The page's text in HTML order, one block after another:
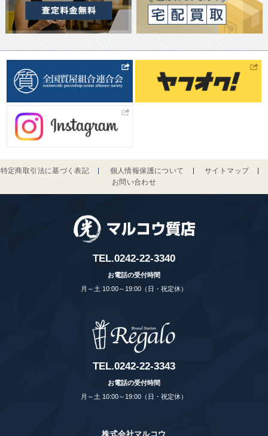
特定商取引法に基づく表記 個人情報保護について
サイトマップ
お問い合わせ
TEL.0242-22-3340
お電話の受付時間
月～土 10:00～19:00（日・祝定休）
TEL.0242-22-3343
お電話の受付時間
月～土 10:00～19:00（日・祝定休）
株式会社マルコウ